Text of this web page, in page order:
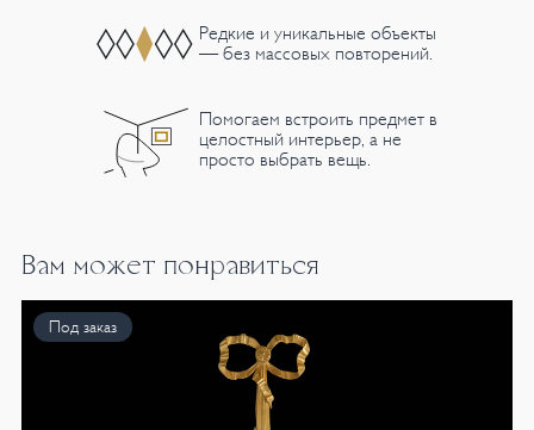
Редкие и уникальные объекты
— без массовых повторений.
Помогаем встроить предмет в
целостный интерьер, а не
просто выбрать вещь.
Вам может понравиться
Под заказ